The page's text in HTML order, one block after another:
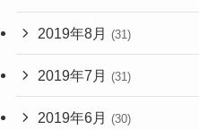
2019年8月 (31)
2019年7月 (31)
2019年6月 (30)